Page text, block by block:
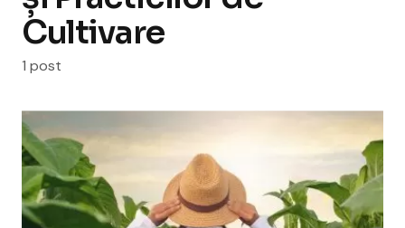
Cultivare
1 post